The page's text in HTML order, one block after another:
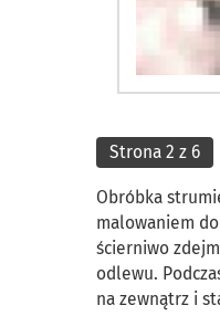
Strona 2 z 6
Obróbka
malowaniem
ścierniwo
odlewu.
na zewnątrz i